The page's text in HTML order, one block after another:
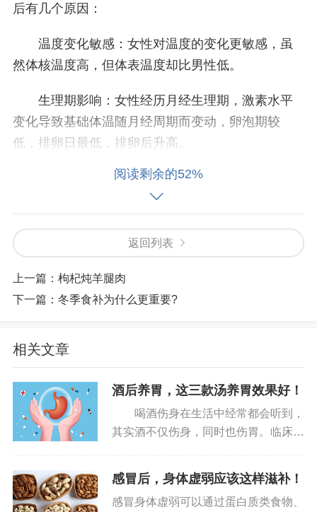
后有几个原因：
温度变化敏感：女性对温度的变化更敏感，虽
然体核温度高，但体表温度却比男性低。
生理期影响：女性经历月经生理期，激素水平
变化导致基础体温随月经周期而变动，卵泡期较
低，排卵日最低，排卵后升高。
压力大、减肥过度：长期精神紧张、压力过大
及过度减肥也会导致手脚冰凉。
心血管因素：心脏功能障碍、心阳不足或血液
量不够，无法有效输送血液到达身体末梢。
气血亏虚：当人体内气血能量相对亏虚时，只
中医支招，让你手脚不再冰凉
了解了手脚冰凉的原因，我们就可以对症下药
啦！中医给出了几个实用的建议：
阳气。选择一种适合自己的运动，持之以恒坚持下
去，让身体暖和起来！
阅读剩余的52%
返回列表
上一篇： 枸杞炖羊腿肉
下一篇： 冬季食补为什么更重要?
相关文章
酒后养胃，这三款汤养胃效果好！
喝酒伤身在生活中经常都会听到，
其实酒不仅伤身，同时也伤胃。临床数
重自身胃炎情况，会带来强烈的不适，
对身体造成的损害是非常大的，因...
感冒后，身体虚弱应该这样滋补！
感冒身体虚弱可以通过蛋白质类食物、